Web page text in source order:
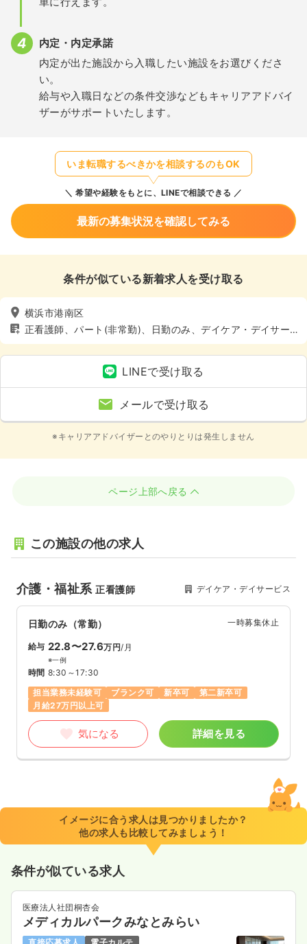
内定・内定承諾
内定が出た施設から入職したい施設をお選びくださ
い。
給与や入職日などの条件交渉などもキャリアアドバイ
ザーがサポートいたします。
いま転職するべきかを相談するのもOK
希望や経験をもとに、LINEで相談できる
最新の募集状況を確認してみる
条件が似ている新着求人を受け取る
横浜市港南区
正看護師、パート(非常勤)、日勤のみ、デイケア・デイサー
ビス、介護・福祉系
LINEで受け取る
メールで受け取る
※キャリアアドバイザーとのやりとりは発生しません
ページ上部へ戻る
この施設の他の求人
介護・福祉系正看護師 デイケア・デイサービス
日勤のみ（常勤） 一時募集休止
給与 22.8〜27.6万円/月
※一例
時間 8:30～17:30
担当業務未経験可
ブランク可 新卒可
第二新卒可
月給27万円以上可
気になる 詳細を見る
イメージに合う求人は見つかりましたか？
他の求人も比較してみましょう！
条件が似ている求人
医療法人社団桐杏会
メディカルパークみなとみらい